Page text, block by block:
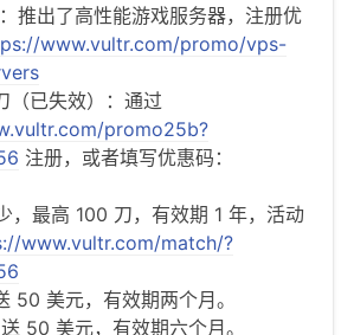
推出了高性能游戏服务器，注册优
www.vultr.com/promo/vps-
（已失效）：通过
promo25b?
注册，或者填写优惠码：
，最高 100 刀，有效期 1 年，活动
www.vultr.com/match/?
50 美元，有效期两个月。
50 美元，有效期六个月。